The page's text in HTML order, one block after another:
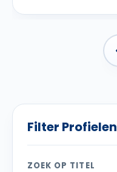
Filter Profielen
ZOEK OP TITEL